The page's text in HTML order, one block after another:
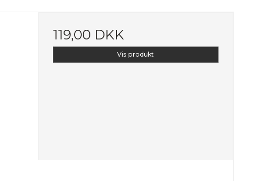
119,00 DKK
Vis produkt